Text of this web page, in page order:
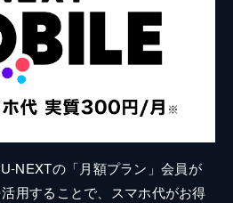
NEXTの「月額プラン」会員が
用することで、スマホ代がお得